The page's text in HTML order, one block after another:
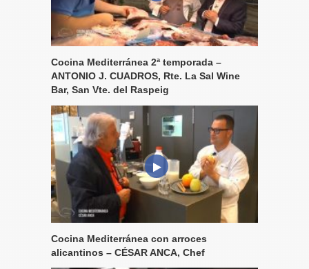
Cocina Mediterránea 2ª temporada –
ANTONIO J. CUADROS, Rte. La Sal Wine
Bar, San Vte. del Raspeig
Cocina Mediterránea con arroces
alicantinos – CÉSAR ANCA, Chef